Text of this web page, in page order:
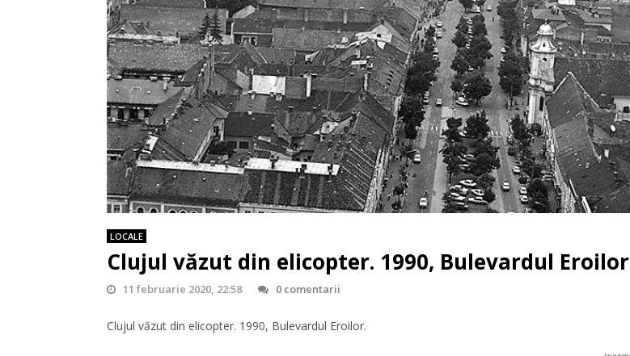
LOCALE
Clujul văzut din elicopter. 1990, Bulevardul Eroilor
11 februarie 2020, 22:58 0 comentarii
Clujul văzut din elicopter. 1990, Bulevardul Eroilor.